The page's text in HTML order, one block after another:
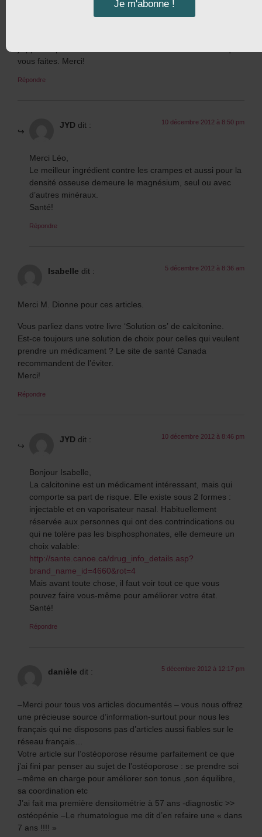
j’aurais eu une fracture si je devais en avoir une.
vous faites. Merci!
Répondre
JYD dit : 10 décembre 2012 à 8:50 pm
Merci Léo,
Le meilleur ingrédient contre les crampes et aussi pour la
densité osseuse demeure le magnésium, seul ou avec
d’autres minéraux.
Santé!
Répondre
Isabelle dit : 5 décembre 2012 à 8:36 am
Merci M. Dionne pour ces articles.
Vous parliez dans votre livre ‘Solution os’ de calcitonine.
Est-ce toujours une solution de choix pour celles qui veulent
prendre un médicament ? Le site de santé Canada
recommandent de l’éviter.
Merci!
Répondre
JYD dit : 10 décembre 2012 à 8:46 pm
Bonjour Isabelle,
La calcitonine est un médicament intéressant, mais qui
comporte sa part de risque. Elle existe sous 2 formes :
injectable et en vaporisateur nasal. Habituellement
réservée aux personnes qui ont des contrindications ou
qui ne tolère pas les bisphosphonates, elle demeure un
choix valable:
http://sante.canoe.ca/drug_info_details.asp?
brand_name_id=4660&rot=4
Mais avant toute chose, il faut voir tout ce que vous
pouvez faire vous-même pour améliorer votre état.
Santé!
Répondre
danièle dit : 5 décembre 2012 à 12:17 pm
–Merci pour tous vos articles documentés – vous nous offrez
une précieuse source d’information-surtout pour nous les
français qui ne disposons pas d’articles aussi fiables sur le
réseau français…
Votre article sur l’ostéoporose résume parfaitement ce que
j’ai fini par penser au sujet de l’ostéoporose : se prendre soi
–même en charge pour améliorer son tonus ,son équilibre,
sa coordination etc
J’ai fait ma première densitométrie à 57 ans -diagnostic >>
ostéopénie –Le rhumatologue me dit d’en refaire une « dans
7 ans !!!! »
Je m'abonne !